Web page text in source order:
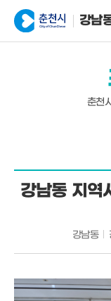
강남
춘천
강남동 지역
강남동